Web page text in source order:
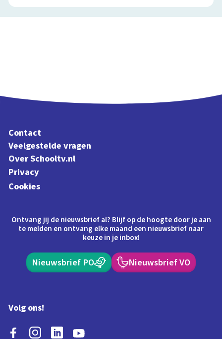
Contact
Veelgestelde vragen
Over Schooltv.nl
Privacy
Cookies
Ontvang jij de nieuwsbrief al? Blijf op de hoogte door je aan
te melden en ontvang elke maand een nieuwsbrief naar
keuze in je inbox!
Nieuwsbrief PO Nieuwsbrief VO
Volg ons!